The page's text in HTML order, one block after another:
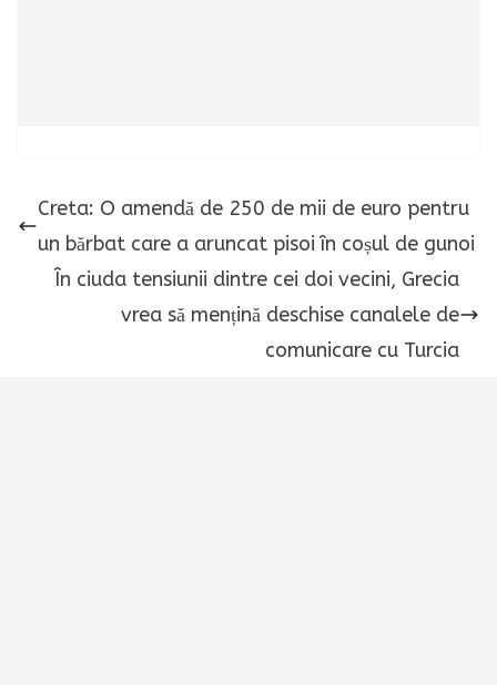
Creta: O amendă de 250 de mii de euro pentru
un bărbat care a aruncat pisoi în coșul de gunoi
În ciuda tensiunii dintre cei doi vecini, Grecia
vrea să mențină deschise canalele de
comunicare cu Turcia